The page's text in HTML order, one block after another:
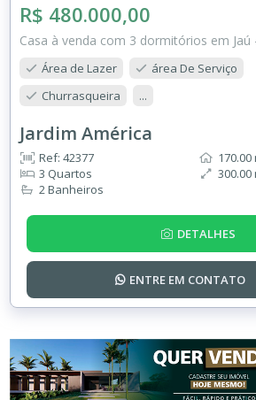
R$ 480.000,00
Casa à venda com 3 dormitórios em Jaú
Área de Lazer
área De Serviço
Churrasqueira
...
Jardim América
Ref: 42377
3 Quartos
2 Banheiros
170.00
300.00
DETALHES
ENTRE EM CONTATO